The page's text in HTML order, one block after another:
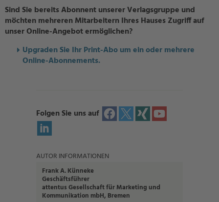
Sind Sie bereits Abonnent unserer Verlagsgruppe und
möchten mehreren Mitarbeitern Ihres Hauses Zugriff auf
unser Online-Angebot ermöglichen?
Upgraden Sie Ihr Print-Abo um ein oder mehrere
Online-Abonnements.
Folgen Sie uns auf
AUTOR INFORMATIONEN
Frank A. Künneke
Geschäftsführer
attentus Gesellschaft für Marketing und
Kommunikation mbH, Bremen